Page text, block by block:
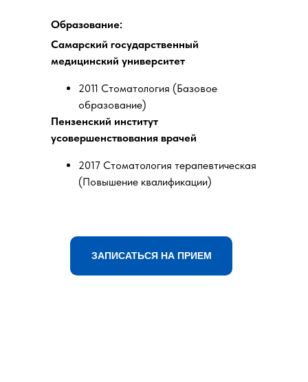
ЗАПИСАТЬСЯ НА ПРИЕМ
Образование:
Самарский государственный
медицинский университет
2011 Стоматология (Базовое
образование)
Пензенский институт
усовершенствования врачей
2017 Стоматология терапевтическая
(Повышение квалификации)